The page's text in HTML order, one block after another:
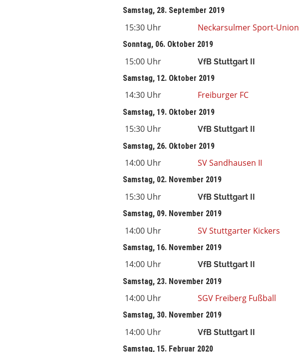
Samstag, 28. September 2019
15:30 Uhr Neckarsulmer Sport-Union
Sonntag, 06. Oktober 2019
15:00 Uhr VfB Stuttgart II
Samstag, 12. Oktober 2019
14:30 Uhr Freiburger FC
Samstag, 19. Oktober 2019
15:30 Uhr VfB Stuttgart II
Samstag, 26. Oktober 2019
14:00 Uhr SV Sandhausen II
Samstag, 02. November 2019
15:30 Uhr VfB Stuttgart II
Samstag, 09. November 2019
14:00 Uhr SV Stuttgarter Kickers
Samstag, 16. November 2019
14:00 Uhr VfB Stuttgart II
Samstag, 23. November 2019
14:00 Uhr SGV Freiberg Fußball
Samstag, 30. November 2019
14:00 Uhr VfB Stuttgart II
Samstag, 15. Februar 2020